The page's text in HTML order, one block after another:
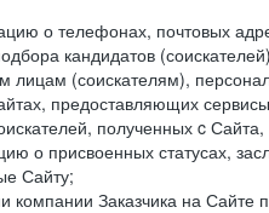
о телефонах, почтовых
кандидатов
лицам (соискателям),
предоставляющих
полученных c
о присвоенных статусах,
Сайту;
компании Заказчика на Сайте